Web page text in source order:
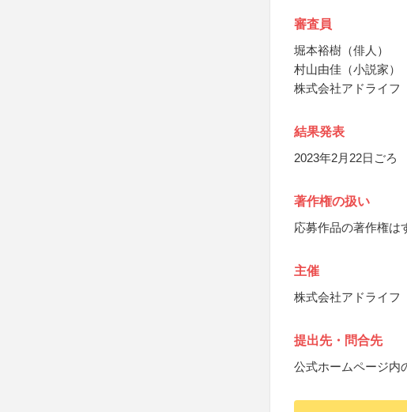
審査員
堀本裕樹（俳人）
村山由佳（小説家）
株式会社アドライフ
結果発表
2023年2月22日ごろ
著作権の扱い
応募作品の著作権は
主催
株式会社アドライフ
提出先・問合先
公式ホームページ内